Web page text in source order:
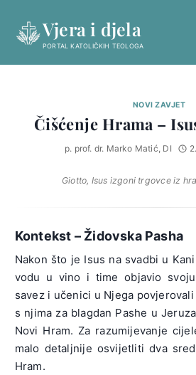
content
Vjera i djela
PORTAL KATOLIČKIH TEOLOGA
NOVI ZAVJET
Čišćenje Hrama –
p. prof. dr. Marko Matić, DI
Giotto, Isus izgoni trgovce iz
Kontekst – Židovska Pasha
Nakon što je Isus na svadbi u
vodu u vino i time objavio
savez i učenici u Njega
s njima za blagdan Pashe u
Novi Hram. Za razumijevanje
malo detaljnije osvijetliti dva
Hram.